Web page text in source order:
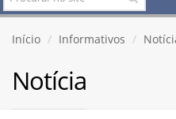
Início Informativos
Notícia